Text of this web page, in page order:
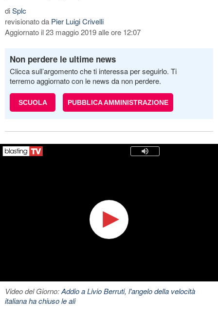
diSplc
revisionato da Pier Luigi Crivelli
Aggiornato il 23 maggio 2019 alle ore 12:07
Non perdere le ultime news
Clicca sull’argomento che ti interessa per seguirlo. Ti
terremo aggiornato con le news da non perdere.
SCUOLA PUBBLICA AMMINISTRAZIONE
Video del Giorno:Addio a Livio Berruti, l'angelo della velocità
italiana ha chiuso le ali